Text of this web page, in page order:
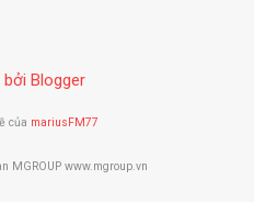
Blogger
của mariusFM77
MGROUP www.mgroup.vn